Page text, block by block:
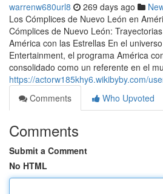
warrenw680url8 269 days ago
Los Cómplices de Nuevo León en
Cómplices de Nuevo León:
América con las Estrellas En el
Entertainment, el programa América
consolidado como un referente en el
https://actorw185khy6.wikibyby.com/
Comments
Who Upvoted
Comments
Submit a Comment
No HTML